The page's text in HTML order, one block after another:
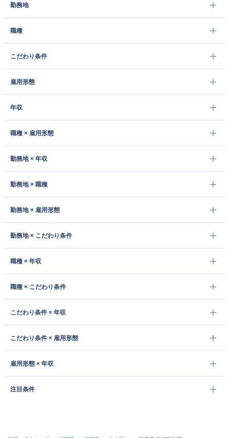
勤務地
職種
こだわり条件
雇用形態
年収
職種 × 雇用形態
勤務地 × 年収
勤務地 × 職種
勤務地 × 雇用形態
勤務地 × こだわり条件
職種 × 年収
職種 × こだわり条件
こだわり条件 × 年収
こだわり条件 × 雇用形態
雇用形態 × 年収
注目条件